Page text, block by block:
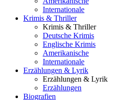
Internationale
Krimis & Thriller
Krimis & Thriller
Deutsche Krimis
Englische Krimis
Amerikanische
Internationale
Erzählungen & Lyrik
Erzählungen & Lyrik
Erzählungen
Biografien